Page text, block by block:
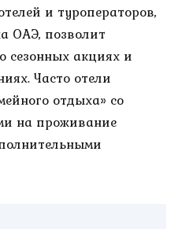
и туроператоров,
ОАЭ, позволит
акциях и
Часто отели
отдыха» со
на проживание